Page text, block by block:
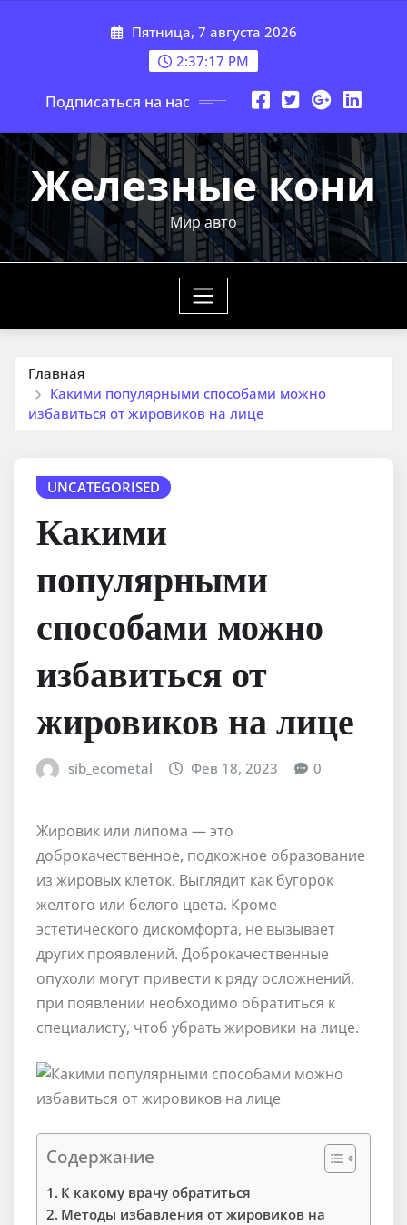
Пятница, 7 августа 2026
2:37:18 PM
Подписаться на нас
Железные кони
Мир авто
Главная
Какими популярными способами можно
избавиться от жировиков на лице
UNCATEGORISED
Какими
популярными
способами можно
избавиться от
жировиков на лице
sib_ecometal Фев 18, 2023 0
Жировик или липома — это
доброкачественное, подкожное образование
из жировых клеток. Выглядит как бугорок
желтого или белого цвета. Кроме
эстетического дискомфорта, не вызывает
других проявлений. Доброкачественные
опухоли могут привести к ряду осложнений,
при появлении необходимо обратиться к
специалисту, чтоб убрать жировики на лице.
Содержание
К какому врачу обратиться
Методы избавления от жировиков на